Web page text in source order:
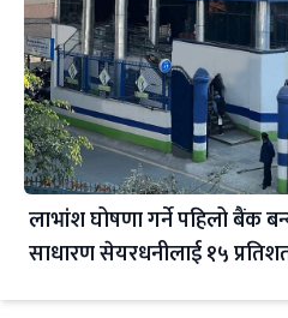
लाभांश घोषणा गर्ने पहिलो बैंक
साधारण सेयरधनीलाई १५